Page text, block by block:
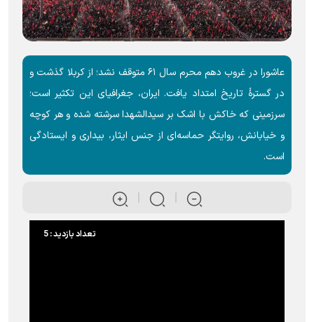
عاشورا در غروب دهم محرم سال ۶۱ متوقف نشد؛ از کربلا گذشت و
در گسترهٔ تاریخ امتداد یافت. ایران، جغرافیای این تکثیر است؛
سرزمینی که خاکش با اشک بر سیدالشهدا سرشته شده و هر کوچه
و خیابانش، روایتگر حماسه‌ای از جنس ایثار، بیداری و ایستادگی
است.
تعداد بازدید : 5